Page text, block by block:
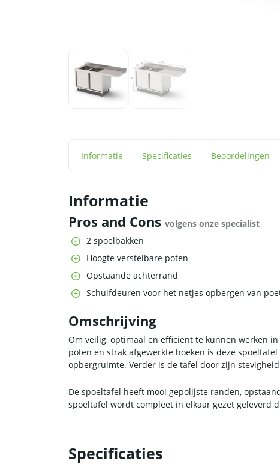
Informatie Specificaties Beoordelingen
Informatie
Pros and Cons volgens onze specialist
2 spoelbakken
Hoogte verstelbare poten
Opstaande achterrand
Schuifdeuren voor het netjes opbergen van
Omschrijving
Om veilig, optimaal en efficiënt te kunnen werken
poten en strak afgewerkte hoeken is deze
opbergruimte. Verder is de tafel door zijn
De spoeltafel heeft mooi gepolijste randen,
spoeltafel wordt compleet in elkaar gezet geleverd
Specificaties